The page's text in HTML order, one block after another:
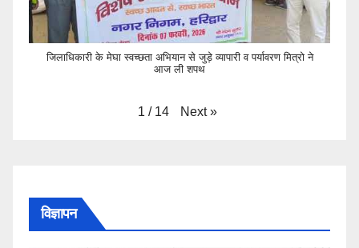
जिलाधिकारी के मेघा स्वच्छता अभियान से जुड़े व्यापारी व पर्यावरण मित्रो ने
आज ली शपथ
1 / 14 Next »
विज्ञापन